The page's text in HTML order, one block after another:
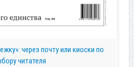
через почту или киоски по
читателя